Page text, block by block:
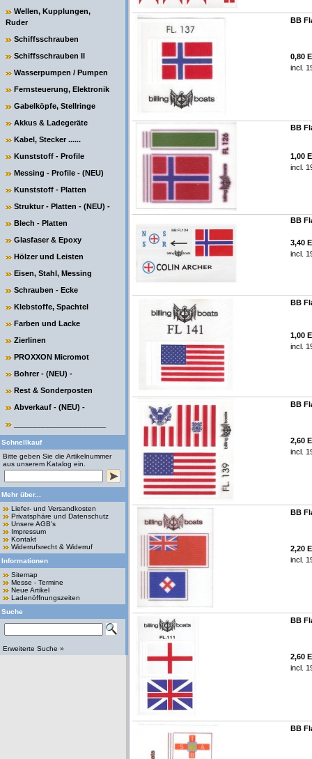
Wellen, Kupplungen,
Ruder
Schiffsschrauben
Schiffsschrauben II
Wasserpumpen / Pumpen
Fernsteuerung, Elektronik
Gabelköpfe, Stellringe
Akkus & Ladegeräte
Kabel, Stecker ......
Kunststoff - Profile
Messing - Profile - (NEU)
Kunststoff - Platten
Struktur - Platten - (NEU) -
Blech - Platten
Glasfaser & Epoxy
Hölzer und Leisten
Eisen, Stahl, Messing
Schrauben - Ecke
Klebstoffe, Spachtel
Farben und Lacke
Zierlinen
PROXXON Micromot
Bohrer - (NEU) -
Rest & Sonderposten
Abverkauf - (NEU) -
Schnellkauf
Bitte geben Sie die Artikelnummer
aus unserem Katalog ein.
Mehr über...
Liefer- und Versandkosten
Privatsphäre und Datenschutz
Unsere AGB's
Impressum
Kontakt
Widerrufsrecht & Widerruf
Informationen
Sitemap
Messe - Termine
Neue Artikel
Ladenöffnungszeiten
Suche
Erweiterte Suche »
BB
0,80
incl.
BB
1,00
incl.
BB
3,40
incl.
BB
1,00
incl.
BB
2,60
incl.
BB
2,20
incl.
BB
2,60
incl.
BB